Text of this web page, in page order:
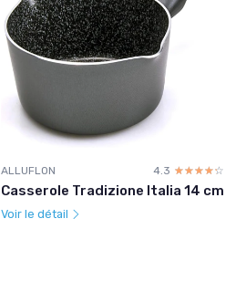
ALLUFLON 4.3 ☆☆☆☆☆
★★★★★
Casserole Tradizione Italia 14 cm
Voir le détail